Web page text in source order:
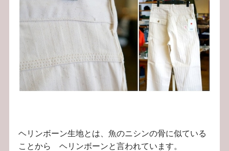
ヘリンボーン生地とは、魚のニシンの骨に似ている
ことから ヘリンボーンと言われています。